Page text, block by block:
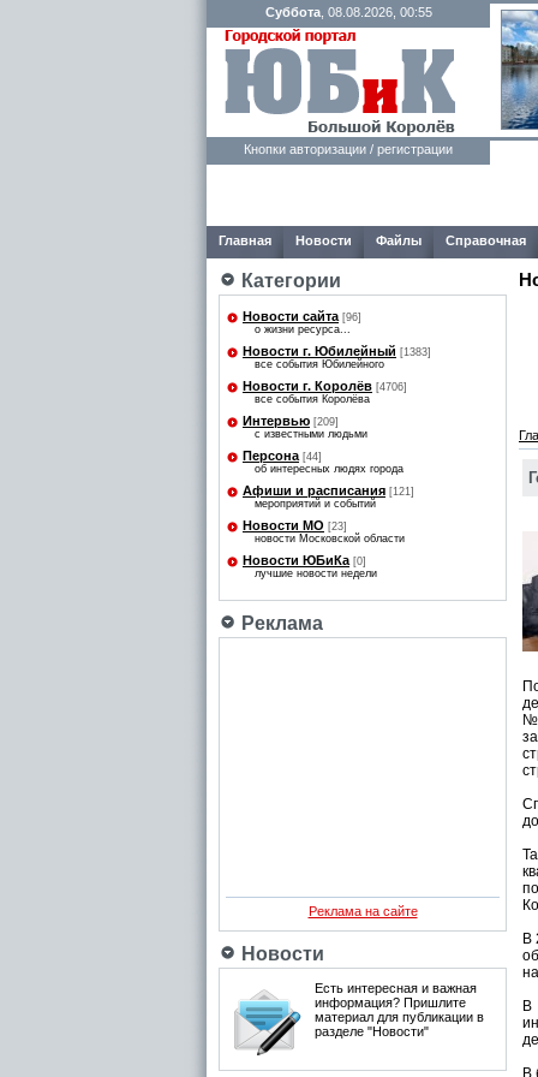
Суббота, 08.08.2026, 00:55
Кнопки авторизации / регистрации
Главная Новости Файлы Справочная
Категории
Новости сайта [96]
о жизни ресурса...
Новости г. Юбилейный [1383]
все события Юбилейного
Новости г. Королёв [4706]
все события Королёва
Интервью [209]
с известными людьми
Персона [44]
об интересных людях города
Афиши и расписания [121]
мероприятий и событий
Новости МО [23]
новости Московской области
Новости ЮБиКа [0]
лучшие новости недели
Реклама
Реклама на сайте
Новости
Есть интересная и важная
информация? Пришлите
материал для публикации в
разделе "Новости"
В
В
В